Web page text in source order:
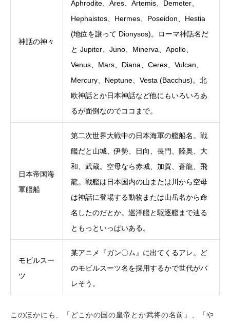
神話の神々
Aphrodite、Ares、Artemis、Demeter、
Hephaistos、Hermes、Poseidon、Hestia
(地位を譲って Dionysos)。ローマ神話名だ
と Jupiter、Juno、Minerva、Apollo、
Venus、Mars、Diana、Ceres、Vulcan、
Mercury、Neptune、Vesta (Bacchus)。北
欧神話とか日本神話など他にもいろいろあ
るが面倒なのでココまで。
日本帝国海
軍艦船
第二次世界大戦中の日本海軍の艦船名。戦
艦だと山城、伊勢、日向、長門、陸奥、大
和、武蔵。空母なら赤城、加賀、蒼龍、飛
龍。戦艦は日本国内の山または川から空母
は神話に登場する動物または山岳名から命
名したのだとか。巡洋艦と駆逐艦まで辿る
ともっといっぱいある。
モビルスー
ツ
某アニメ『ガン〇ム』に出てくるアレ。ど
のモビルスーツ名を採用するかで世代がバ
レそう。
このほかにも、「どこかの国の皇帝とか武将の名前」、「や